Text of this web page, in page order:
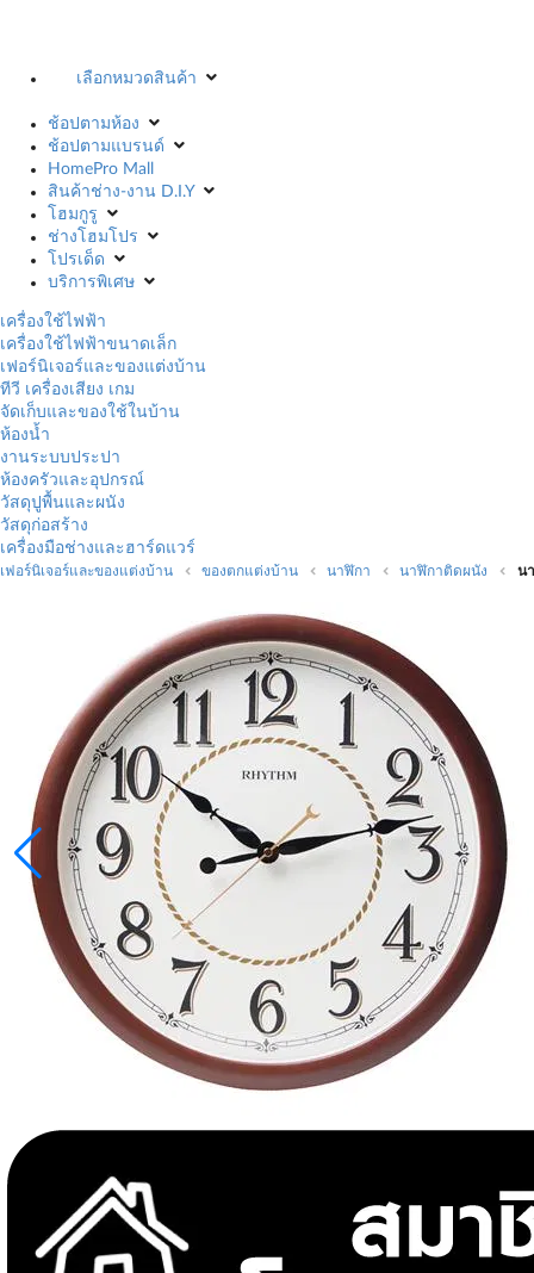
เลือกหมวดสินค้า
ช้อปตามห้อง
ช้อปตามแบรนด์
HomePro Mall
สินค้าช่าง-งาน D.I.Y
โฮมกูรู
ช่างโฮมโปร
โปรเด็ด
บริการพิเศษ
เครื่องใช้ไฟฟ้า
เครื่องใช้ไฟฟ้าขนาดเล็ก
เฟอร์นิเจอร์และของแต่งบ้าน
ทีวี เครื่องเสียง เกม
จัดเก็บและของใช้ในบ้าน
ห้องน้ำ
งานระบบประปา
ห้องครัวและอุปกรณ์
วัสดุปูพื้นและผนัง
วัสดุก่อสร้าง
เครื่องมือช่างและฮาร์ดแวร์
เฟอร์นิเจอร์และของแต่งบ้าน ของตกแต่งบ้าน นาฬิกา นาฬิกาติดผนัง น